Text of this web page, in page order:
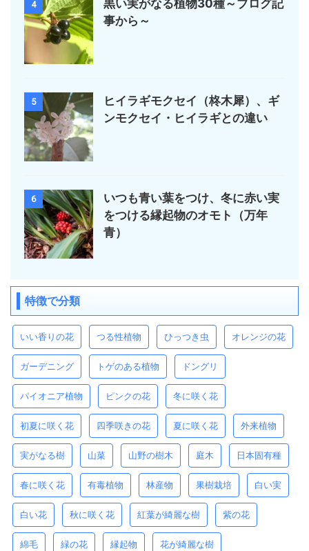
4
黒い実がなる植物30種～ブログ記
事から～
5
ヒイラギモクセイ（柊木犀）、ギ
ンモクセイ・ヒイラギとの違い
6
いつも青い葉をつけ、冬に赤い実
をつける縁起物のオモト（万年
青）
特徴で分類
いい香りの花 つる性植物 ひっつき虫 オレンジの花
ガーデニング トゲのある植物 ドングリ
パイオニア植物 ピンクの花 冬に咲く花
初夏に咲く花 四季咲きの花 夏に咲く花 外来植物
実がなる樹 山菜 山野の樹木 庭木 日本固有種
春に咲く花 有毒植物 林産物 果樹栽培 白い実
白い花 秋に咲く花 紅葉が綺麗な樹 紫の花
綿毛 緑の花 縁起物 花が綺麗な樹